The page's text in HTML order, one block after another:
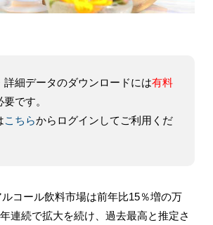
詳細データのダウンロードには有料
要です。
こちらからログインしてご利用くだ
コール飲料市場は前年比15％増の万
連続で拡大を続け、過去最高と推定さ